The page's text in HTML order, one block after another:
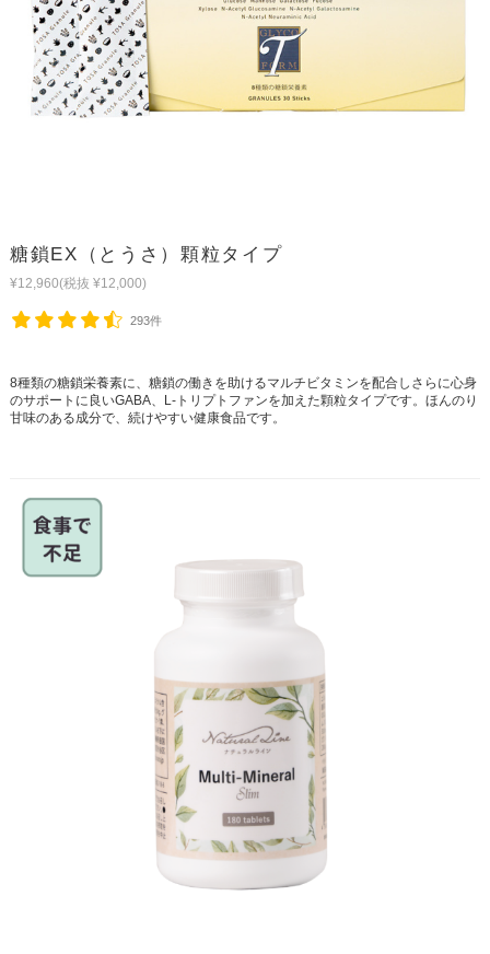
糖鎖EX（とうさ）顆粒タイプ
¥12,960(税抜 ¥12,000)
293件
8種類の糖鎖栄養素に、糖鎖の働きを助けるマルチビタミンを配合しさらに心身
のサポートに良いGABA、L-トリプトファンを加えた顆粒タイプです。ほんのり
甘味のある成分で、続けやすい健康食品です。